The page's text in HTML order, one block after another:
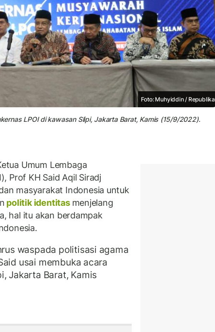
Foto: Muhyiddin / Republika
LPOI di kawasan Slipi, Jakarta Barat, Kamis (15/9/2022).
Umum Lembaga
Prof KH Said Aqil Siradj
masyarakat Indonesia untuk
politik identitas menjelang
hal itu akan berdampak
waspada politisasi agama
usai membuka acara
Jakarta Barat, Kamis